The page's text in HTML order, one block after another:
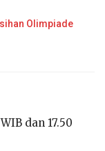
Olimpiade
dan 17.50